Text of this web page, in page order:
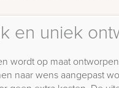
en uniek
wordt op maat
naar wens aangepast